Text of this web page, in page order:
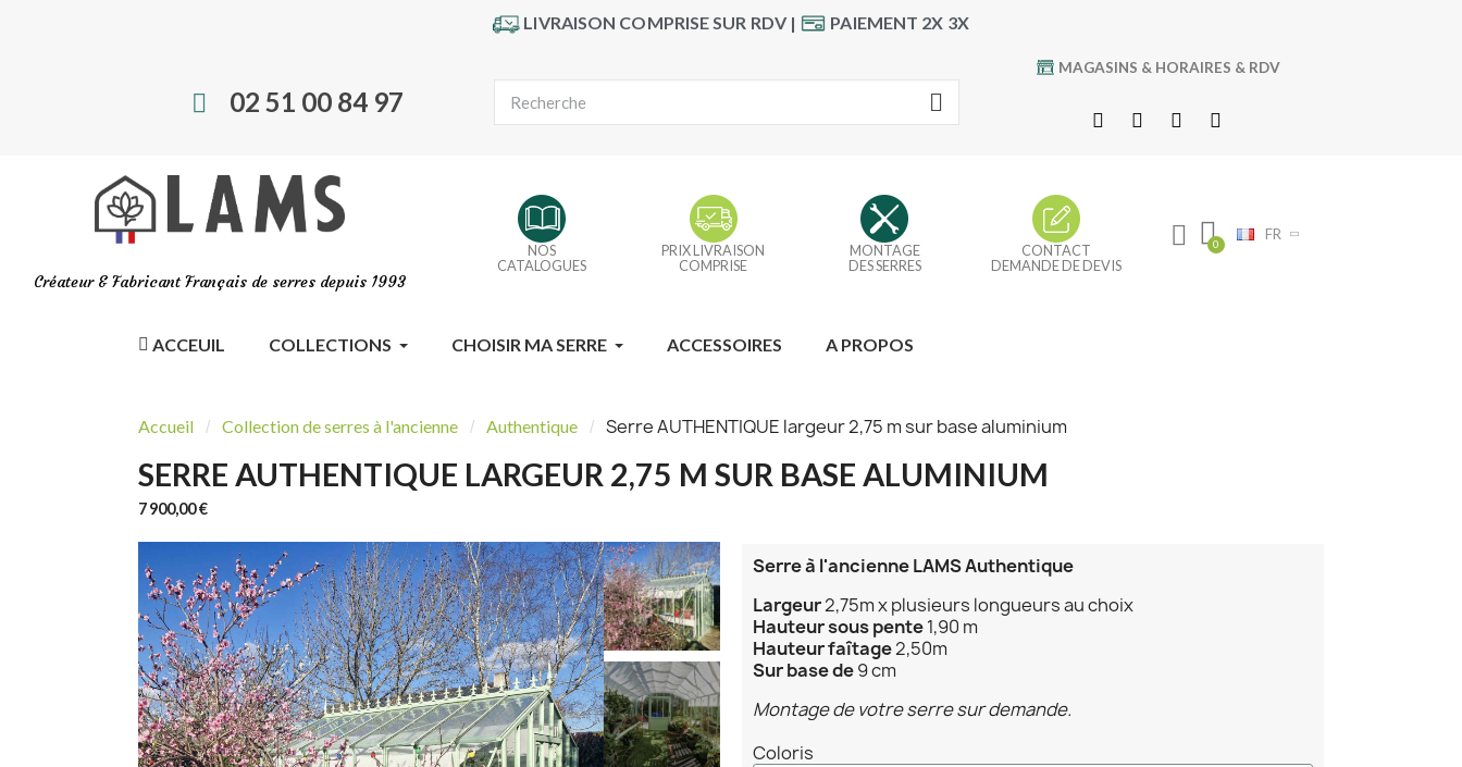
LIVRAISON COMPRISE SUR RDV | PAIEMENT 2X 3X
02 51 00 84 97
MAGASINS & HORAIRES & RDV
Créateur & Fabricant Français de serres depuis 1993
NOS
CATALOGUES
PRIX LIVRAISON
COMPRISE
MONTAGE
DES SERRES
CONTACT
DEMANDE DE DEVIS
FR
ACCEUIL COLLECTIONS CHOISIR MA SERRE ACCESSOIRES A PROPOS
Accueil Collection de serres à l'ancienne Authentique Serre AUTHENTIQUE largeur 2,75 m sur base aluminium
SERRE AUTHENTIQUE LARGEUR 2,75 M SUR BASE ALUMINIUM
7 900,00 €
Serre à l'ancienne LAMS Authentique
Largeur2,75m x plusieurs longueurs au choix
Hauteursous pente1,90 m
Hauteur faîtage2,50m
Sur base de9 cm
Montage de votre serre sur demande.
Coloris